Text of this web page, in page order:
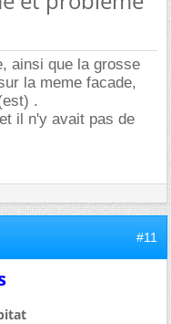
ainsi que la grosse
la meme facade,
.
il n'y avait pas de
#11